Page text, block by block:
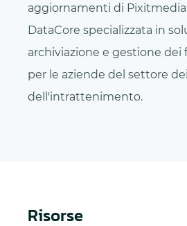
aggiornamenti di
DataCore specializzata in
archiviazione e gestione dei
per le aziende del settore
dell'intrattenimento.
Risorse